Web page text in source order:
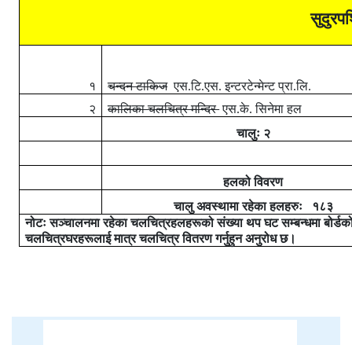
१ चन्दन टाकिज एस.टि.एस. इन्टरटेन्मेन्ट प्रा.लि.
२
कालिका चलचित्र मन्दिरएस.के. सिनेमा हल
चालुः २
हलको विवरण
चालु अवस्थामा रहेका हलहरुः
१८३
नोटः सञ्चालनमा रहेका चलचित्रहलहरूको संख्या थप घट सम्बन्धमा
चलचित्रघरहरूलाई मात्र चलचित्र वितरण गर्नुहुन अनुरोध छ।